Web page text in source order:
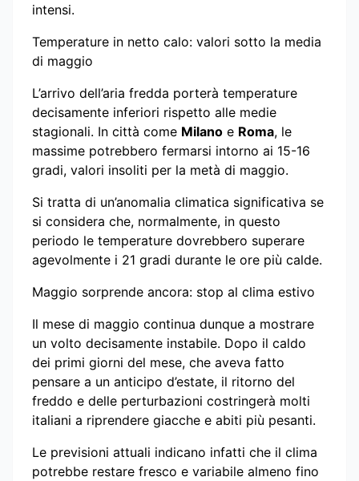
intensi.
Temperature in netto calo: valori sotto la media
di maggio
L’arrivo dell’aria fredda porterà temperature
decisamente inferiori rispetto alle medie
stagionali. In città come Milano e Roma, le
massime potrebbero fermarsi intorno ai 15-16
gradi, valori insoliti per la metà di maggio.
Si tratta di un’anomalia climatica significativa se
si considera che, normalmente, in questo
periodo le temperature dovrebbero superare
agevolmente i 21 gradi durante le ore più calde.
Maggio sorprende ancora: stop al clima estivo
Il mese di maggio continua dunque a mostrare
un volto decisamente instabile. Dopo il caldo
dei primi giorni del mese, che aveva fatto
pensare a un anticipo d’estate, il ritorno del
freddo e delle perturbazioni costringerà molti
italiani a riprendere giacche e abiti più pesanti.
Le previsioni attuali indicano infatti che il clima
potrebbe restare fresco e variabile almeno fino